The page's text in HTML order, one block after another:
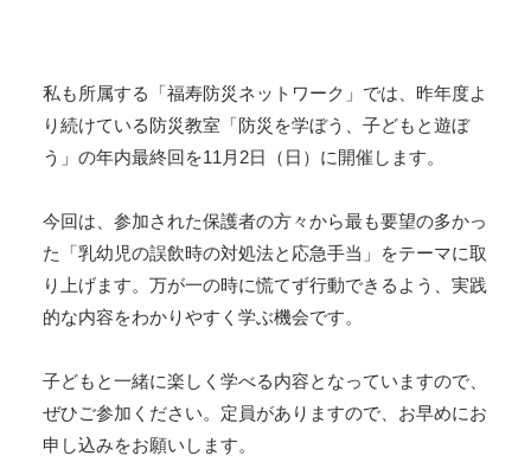
私も所属する「福寿防災ネットワーク」では、昨年度よ
り続けている防災教室「防災を学ぼう、子どもと遊ぼ
う」の年内最終回を11月2日（日）に開催します。
今回は、参加された保護者の方々から最も要望の多かっ
た「乳幼児の誤飲時の対処法と応急手当」をテーマに取
り上げます。万が一の時に慌てず行動できるよう、実践
的な内容をわかりやすく学ぶ機会です。
子どもと一緒に楽しく学べる内容となっていますので、
ぜひご参加ください。定員がありますので、お早めにお
申し込みをお願いします。